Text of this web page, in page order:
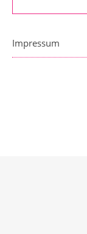
Impressum